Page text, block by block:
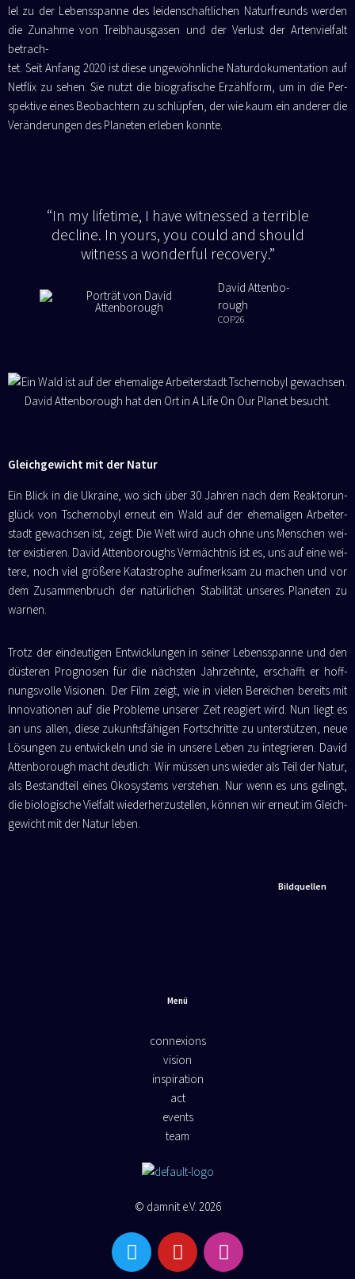
lel zu der Lebens­span­ne des lei­den­schaft­li­chen Natur­freunds wer­den
die Zunah­me von Treib­haus­ga­sen und der Ver­lust der Arten­viel­falt
betrach­
tet. Seit Anfang 2020 ist die­se unge­wöhn­li­che Natur­do­ku­men­ta­ti­on auf
Net­flix zu sehen. Sie nutzt die bio­gra­fi­sche Erzähl­form, um in die Per­
spek­ti­ve eines Beob­ach­tern zu schlüp­fen, der wie kaum ein ande­rer die
Ver­än­de­run­gen des Pla­ne­ten erle­ben konnte.
“In my life­time, I have wit­nessed a ter­ri­ble
decli­ne. In yours, you could and should
wit­ness a won­derful recovery.”
David Atten­bo­
rough
COP26
Gleichgewicht mit der Natur
Ein Blick in die Ukrai­ne, wo sich über 30 Jah­ren nach dem Reak­tor­un­
glück von Tscher­no­byl erneut ein Wald auf der ehe­ma­li­gen Arbei­ter­
stadt gewach­sen ist, zeigt: Die Welt wird auch ohne uns Men­schen wei­
ter exis­tie­ren. David Atten­bo­roughs Ver­mächt­nis ist es, uns auf eine wei­
te­re, noch viel grö­ße­re Kata­stro­phe auf­merk­sam zu machen und vor
dem Zusam­men­bruch der natür­li­chen Sta­bi­li­tät unse­res Pla­ne­ten zu
warnen.
Trotz der ein­deu­ti­gen Ent­wick­lun­gen in sei­ner Lebens­span­ne und den
düs­te­ren Pro­gno­sen für die nächs­ten Jahr­zehn­te, erschafft er hoff­
nungs­vol­le Visio­nen. Der Film zeigt, wie in vie­len Berei­chen bereits mit
Inno­va­tio­nen auf die Pro­ble­me unse­rer Zeit reagiert wird. Nun liegt es
an uns allen, die­se zukunfts­fä­hi­gen Fort­schrit­te zu unter­stüt­zen, neue
Lösun­gen zu ent­wi­ckeln und sie in unse­re Leben zu inte­grie­ren. David
Atten­bo­rough macht deut­lich: Wir müs­sen uns wie­der als Teil der Natur,
als Bestand­teil eines Öko­sys­tems ver­ste­hen. Nur wenn es uns gelingt,
die bio­lo­gi­sche Viel­falt wie­der­her­zu­stel­len, kön­nen wir erneut im Gleich­
ge­wicht mit der Natur leben.
Bildquellen
Menü
connexions
vision
inspiration
act
events
team
© damnit e.V. 2026